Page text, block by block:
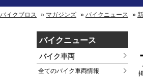
バイクブロス マガジンズ バイクニュース
バイクニュース
バイク車両
全てのバイク車両情報